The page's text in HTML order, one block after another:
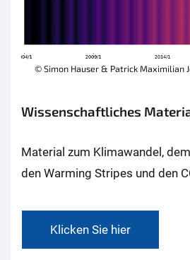
© Simon Hauser & Patrick Maximilian
Wissenschaftliches
Material zum Klimawandel,
den Warming Stripes und den
Klicken Sie hier